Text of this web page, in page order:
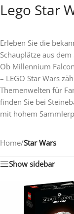
Lego Star
Erleben Sie die
Schauplätze aus
Ob Millennium
– LEGO Star Wars
Themenwelten für
finden Sie bei
mit hohem
Home/Star Wars
Show sidebar